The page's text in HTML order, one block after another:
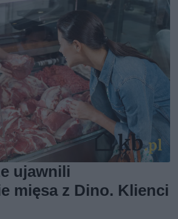
ujawnili
mięsa z Dino. Klienci